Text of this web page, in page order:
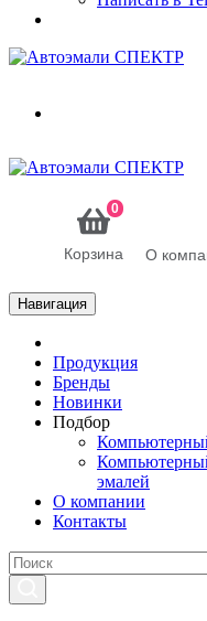
0
Корзина О
Навигация
Продукция
Бренды
Новинки
Подбор
эмалей
О компании
Контакты